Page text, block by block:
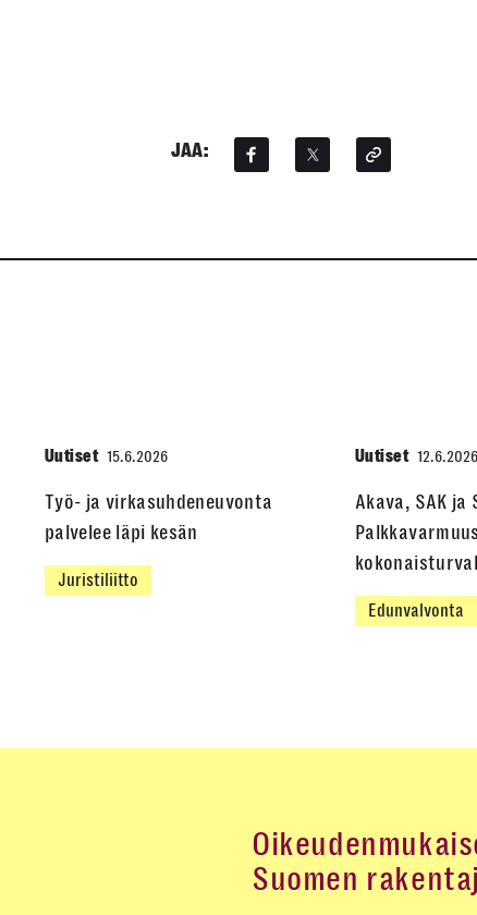
JAA:
Uutiset 15.6.2026
Työ- ja virkasuhdeneuvonta
palvelee läpi kesän
Juristiliitto
Uutiset 12.6.2026
Akava, SAK ja
Edunvalvonta
Suomen